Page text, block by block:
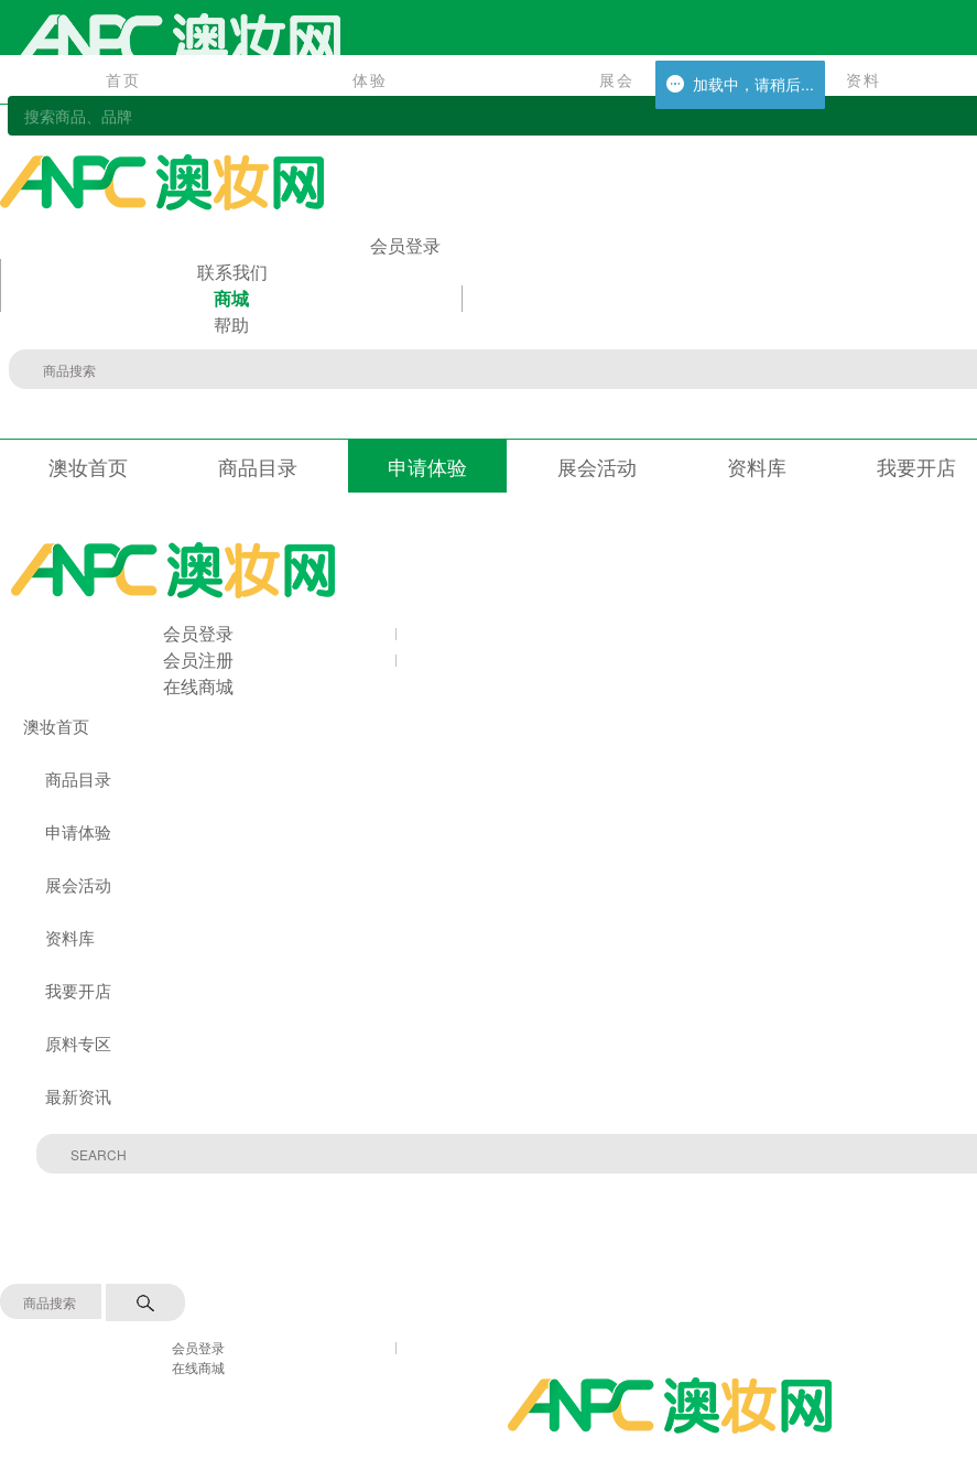
首页 体验 展会 资料
首页
会员登录
联系我们
商城
帮助
澳妆首页 商品目录 申请体验 展会活动 资料库 我要开店
会员登录
会员注册
在线商城
澳妆首页
商品目录
申请体验
展会活动
资料库
我要开店
原料专区
最新资讯
会员登录
在线商城
加载中，请稍后...
加载中，请稍后...